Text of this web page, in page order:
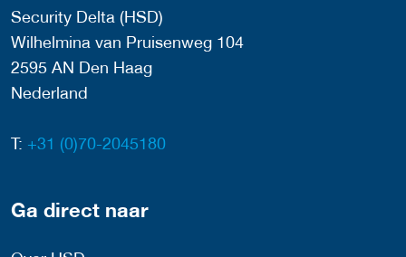
Security Delta (HSD)
Wilhelmina van Pruisenweg 104
2595 AN Den Haag
Nederland
T: +31 (0)70-2045180
Ga direct naar